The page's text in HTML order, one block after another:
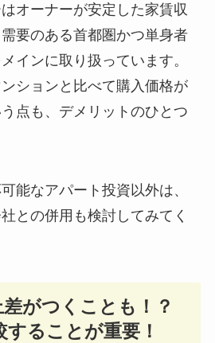
オーナーが安定した家賃収
要のある首都圏かつ単身者
インに取り扱っています。
ションと比べて購入価格が
点も、デメリットのひとつ
能なアパート投資以外は、
との併用も検討してみてく
がつくことも！？
することが重要！